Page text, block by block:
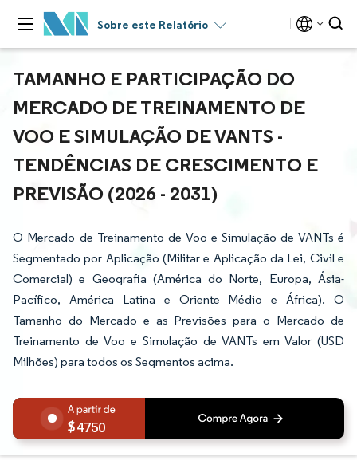
Sobre este Relatório
TAMANHO E PARTICIPAÇÃO DO
MERCADO DE TREINAMENTO DE
VOO E SIMULAÇÃO DE VANTS -
TENDÊNCIAS DE CRESCIMENTO E
PREVISÃO (2026 - 2031)
O Mercado de Treinamento de Voo e Simulação de VANTs é
Segmentado por Aplicação (Militar e Aplicação da Lei, Civil e
Comercial) e Geografia (América do Norte, Europa, Ásia-
Pacífico, América Latina e Oriente Médio e África). O
Tamanho do Mercado e as Previsões para o Mercado de
Treinamento de Voo e Simulação de VANTs em Valor (USD
Milhões) para todos os Segmentos acima.
4750